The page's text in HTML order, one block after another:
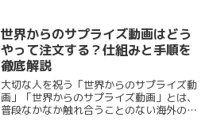
アジア、ヨーロッパ、南米など国境を越え
た祝福やメッセ...
世界からのサプライズ動画はどう
やって注文する？仕組みと手順を
徹底解説
大切な人を祝う「世界からのサプライズ動
画」「世界からのサプライズ動画」とは、
普段なかなか触れ合うことのない海外のパ